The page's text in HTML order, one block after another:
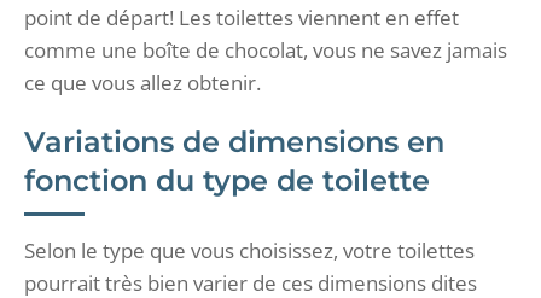
point de départ! Les toilettes viennent en effet
comme une boîte de chocolat, vous ne savez jamais
ce que vous allez obtenir.
Variations de dimensions en
fonction du type de toilette
Selon le type que vous choisissez, votre toilettes
pourrait très bien varier de ces dimensions dites